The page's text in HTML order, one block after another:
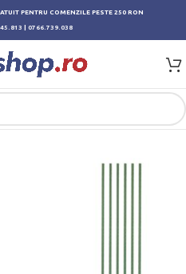
PENTRU COMENZILE PESTE 250 RON
0766.739.038